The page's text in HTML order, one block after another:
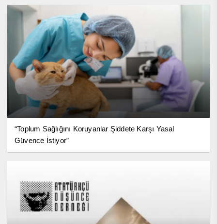
“Toplum Sağlığını Koruyanlar Şiddete Karşı Yasal
Güvence İstiyor”